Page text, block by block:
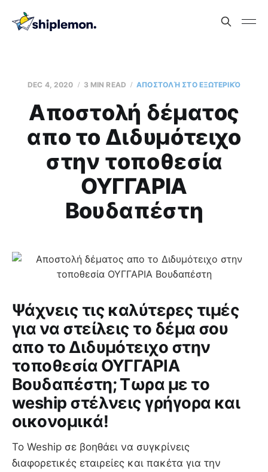
DEC 4, 2020 3 MIN READ ΑΠΟΣΤΟΛΉ ΣΤΟ ΕΞΩΤΕΡΙΚΌ
Aποστολή δέματος
απο το Διδυμότειχο
στην τοποθεσία
ΟΥΓΓΑΡΙΑ
Βουδαπέστη
Ψάχνεις τις καλύτερες τιμές
για να στείλεις το δέμα σου
απο το Διδυμότειχο στην
τοποθεσία ΟΥΓΓΑΡΙΑ
Βουδαπέστη; Τωρα με το
weship στέλνεις γρήγορα και
οικονομικά!
Το Weship σε βοηθάει να συγκρίνεις
διαφορετικές εταιρείες και πακέτα για την